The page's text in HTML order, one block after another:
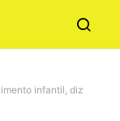
infantil, diz